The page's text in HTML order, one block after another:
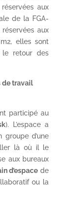
aux
de la FGA-
aux
2, elles sont
le retour des
de travail
participé au
). L’espace a
d’une
là où il le
aux bureaux
d’espace de
ou la